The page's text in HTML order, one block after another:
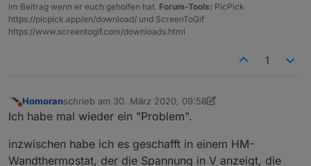
im Beitrag wenn er euch geholfen hat. Forum-Tools: PicPick
https://picpick.app/en/download/ und ScreenToGif
https://www.screentogif.com/downloads.html
1
Nicht stören
Homoranschrieb am 30. März 2020, 09:58
zuletzt editiert von Homoran
Ich habe mal wieder ein "Problem".
inzwischen habe ich es geschafft in einem HM-
Wandthermostat, der die Spannung in V anzeigt, die